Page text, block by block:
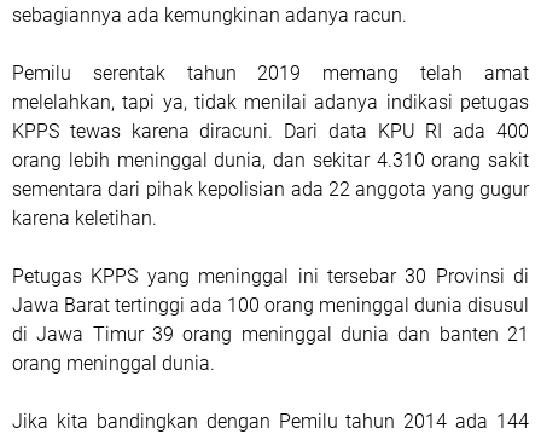
sebagiannya ada kemungkinan adanya racun.
Pemilu serentak tahun 2019 memang telah amat
melelahkan, tapi ya, tidak menilai adanya indikasi petugas
KPPS tewas karena diracuni. Dari data KPU RI ada 400
orang lebih meninggal dunia, dan sekitar 4.310 orang sakit
sementara dari pihak kepolisian ada 22 anggota yang gugur
karena keletihan.
Petugas KPPS yang meninggal ini tersebar 30 Provinsi di
Jawa Barat tertinggi ada 100 orang meninggal dunia disusul
di Jawa Timur 39 orang meninggal dunia dan banten 21
orang meninggal dunia.
Jika kita bandingkan dengan Pemilu tahun 2014 ada 144